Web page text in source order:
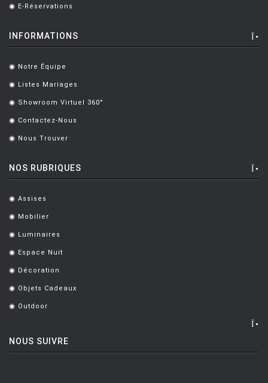
LAPALMA
LIGNE ROSET
LOUIS POULSEN
MAISON BERGER PARIS
MARIOLUCA GIUSTI
MARTINELLI LUCE
MENU
MODERN LIVING
MONTANA
. E-Réservations
INFORMATIONS
. Notre Équipe
. Listes Mariages
. Showroom Virtuel 360°
. Contactez-Nous
. Nous Trouver
NOS RUBRIQUES
. Assises
. Mobilier
. Luminaires
. Espace Nuit
. Décoration
. Objets Cadeaux
. Outdoor
NOUS SUIVRE